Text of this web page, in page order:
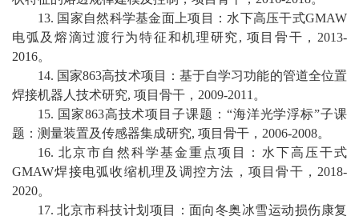
13. 国家自然科学基金面上项目：水下高压干式GMAW
电弧及熔滴过渡行为特征和机理研究, 项目骨干，2013-
2016。
14. 国家863高技术项目：基于自学习功能的管道全位置
焊接机器人技术研究, 项目骨干， 2009-2011。
15. 国家863高技术项目子课题： “海洋光学浮标”子课
题：测量装置及传感器集成研究, 项目骨干， 2006-2008。
16. 北京市自然科学基金重点项目：水下高压干式
GMAW焊接电弧收缩机理及调控方法， 项目骨干， 2018-
2020。
17. 北京市科技计划项目：面向冬奥冰雪运动损伤康复